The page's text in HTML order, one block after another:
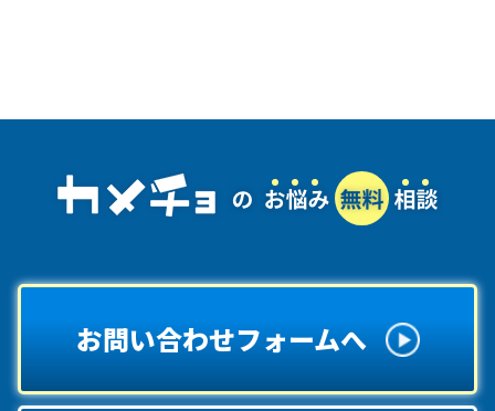
お問い合わせフォームへ